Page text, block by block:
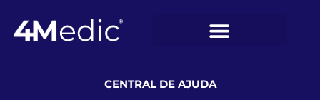
CENTRAL DE AJUDA